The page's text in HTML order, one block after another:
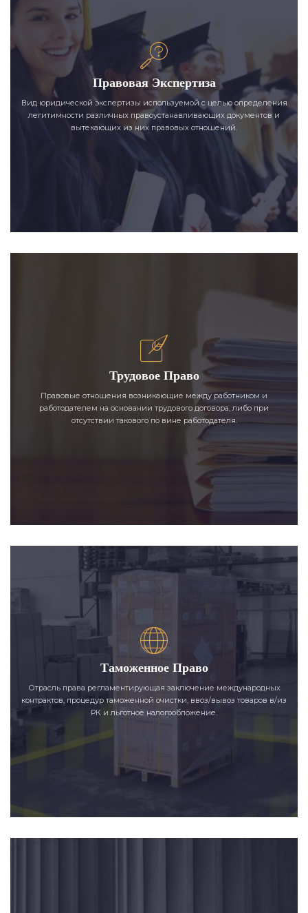
Правовая Экспертиза
Вид юридической экспертизы используемой с целью определения
легитимности различных правоустанавливающих документов и
вытекающих из них правовых отношений.
Трудовое Право
Правовые отношения возникающие между работником и
работодателем на основании трудового договора, либо при
отсутствии такового по вине работодателя.
Таможенное Право
Отрасль права регламентирующая заключение международных
контрактов, процедур таможенной очистки, ввоз/вывоз товаров в/из
РК и льготное налогообложение.